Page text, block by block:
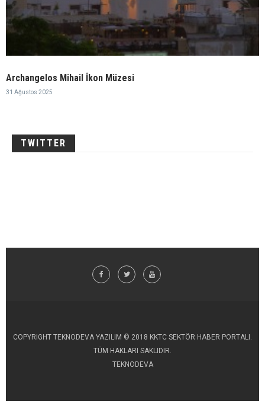
Archangelos Mihail İkon Müzesi
31 Ağustos 2025
TWITTER
COPYRIGHT TEKNODEVA YAZILIM © 2018 KKTC SEKTÖR HABER PORTALI.
TÜM HAKLARI SAKLIDIR.
TEKNODEVA